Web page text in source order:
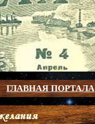
ГЛАВНАЯ ПОРТАЛА